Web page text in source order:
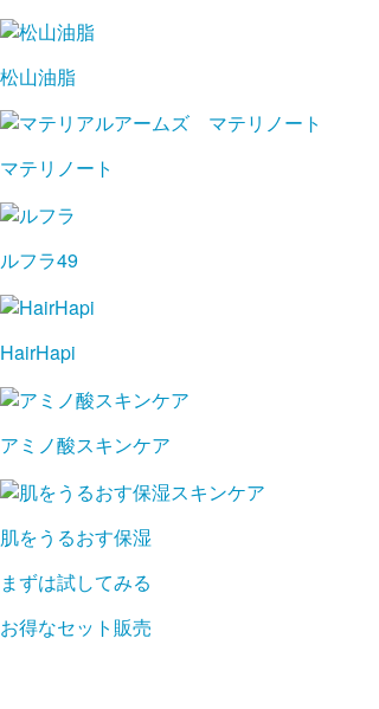
松山油脂
マテリノート
ルフラ49
HairHapi
アミノ酸スキンケア
肌をうるおす保湿
まずは試してみる
お得なセット販売